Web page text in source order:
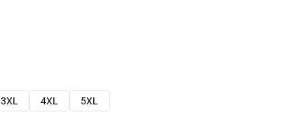
3XL 4XL
5XL